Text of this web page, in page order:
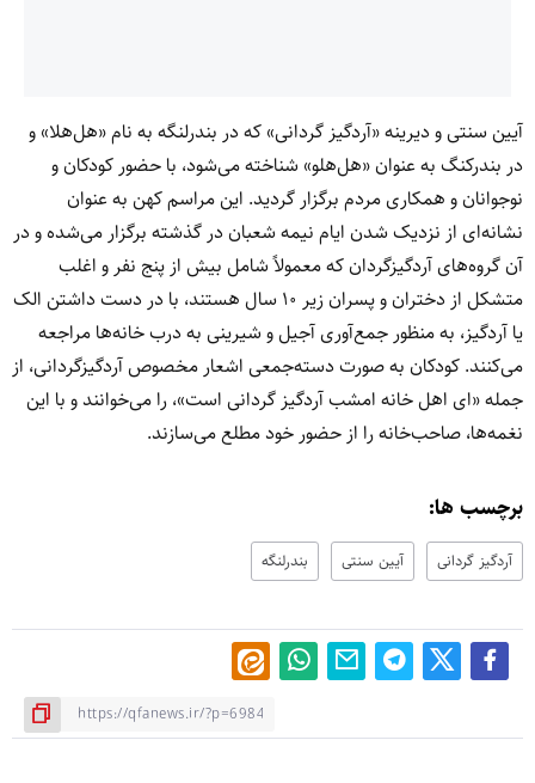
آیین سنتی و دیرینه «آردگیز گردانی» که در بندرلنگه به نام «هل‌هلا» و
در بندرکنگ به عنوان «هل‌هلو» شناخته می‌شود، با حضور کودکان و
نوجوانان و همکاری مردم برگزار گردید. این مراسم کهن به عنوان
نشانه‌ای از نزدیک شدن ایام نیمه شعبان در گذشته برگزار می‌شده و در
آن گروه‌های آردگیزگردان که معمولاً شامل بیش از پنج نفر و اغلب
متشکل از دختران و پسران زیر ۱۰ سال هستند، با در دست داشتن الک
یا آردگیز، به منظور جمع‌آوری آجیل و شیرینی به درب خانه‌ها مراجعه
می‌کنند. کودکان به صورت دسته‌جمعی اشعار مخصوص آردگیزگردانی، از
جمله «ای اهل خانه امشب آردگیز گردانی است»، را می‌خوانند و با این
نغمه‌ها، صاحب‌خانه را از حضور خود مطلع می‌سازند.
برچسب ها:
آردگیز گردانی آیین سنتی بندرلنگه